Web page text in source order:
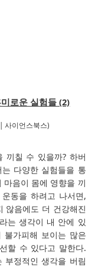
로운 실험들 (2)
사이언스북스)
끼칠 수 있을까? 하버
다양한 실험들을 통
마음이 몸에 영향을 끼
동을 하려고 나서면,
않음에도 더 건강해진
는 생각이 내 안에 있
가피해 보이는 많은
할 수 있다고 말한다.
부정적인 생각을 버림